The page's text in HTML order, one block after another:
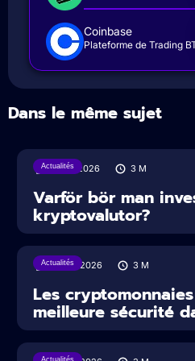
Coinbase
Plateforme de Trading
Dans le même sujet
Actualités
31/07/2026 3 M
Varför bör man
kryptovalutor?
Actualités
30/07/2026 3 M
Les
meilleure sécurité
Actualités